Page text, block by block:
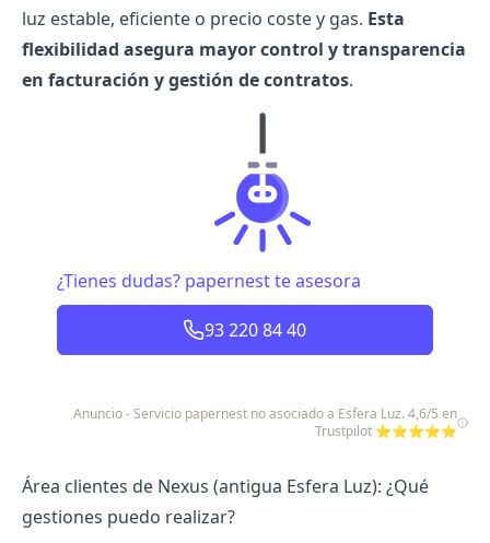
luz estable, eficiente o precio coste y gas. Esta
flexibilidad asegura mayor control y transparencia
en facturación y gestión de contratos.
¿Tienes dudas? papernest te asesora
93 220 84 40
Anuncio - Servicio papernest no asociado a Esfera Luz. 4,6/5 en
Trustpilot ⭐⭐⭐⭐⭐
Área clientes de Nexus (antigua Esfera Luz): ¿Qué
gestiones puedo realizar?